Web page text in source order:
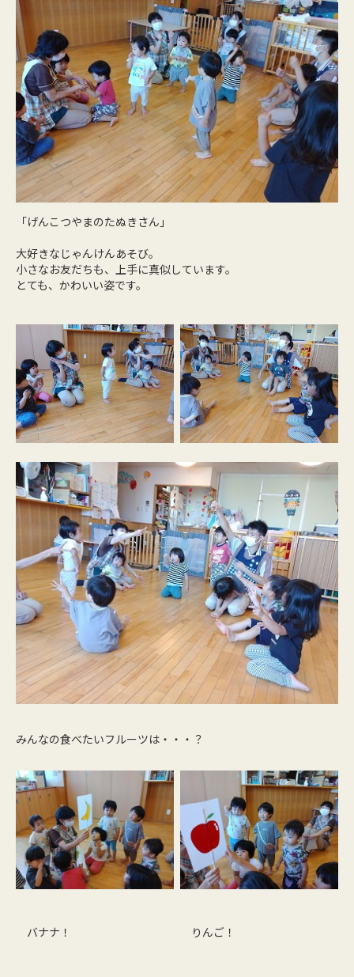
「げんこつやまのたぬきさん」
大好きなじゃんけんあそび。
小さなお友だちも、上手に真似しています。
とても、かわいい姿です。
みんなの食べたいフルーツは・・・？
バナナ！ りんご！